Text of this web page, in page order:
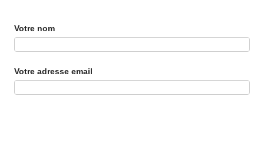
Votre nom
Votre adresse email